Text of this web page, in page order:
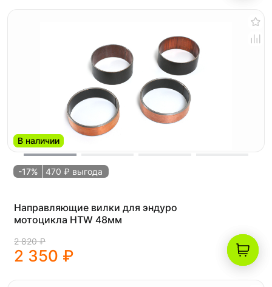
В наличии
-17% 470 ₽ выгода
Направляющие вилки для эндуро
мотоцикла HTW 48мм
2 820 ₽
2 350 ₽